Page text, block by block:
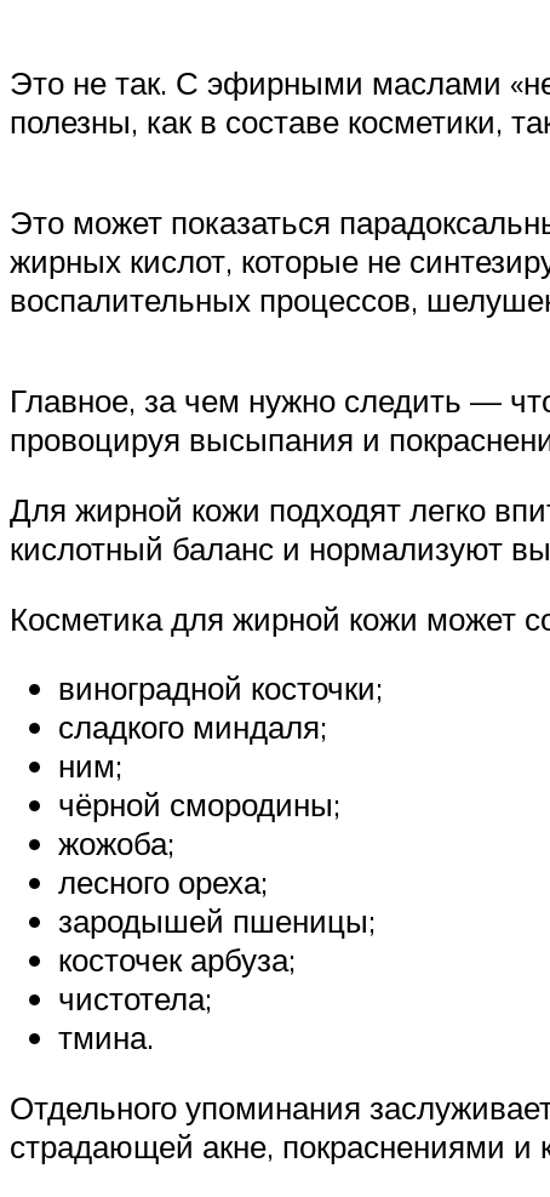
Это не так. С эфирными маслами
полезны, как в составе косметики,
Это может показаться
жирных кислот, которые не
воспалительных процессов,
Главное, за чем нужно следить —
провоцируя высыпания и
Для жирной кожи подходят легко
кислотный баланс и нормализуют
Косметика для жирной кожи может
виноградной косточки;
сладкого миндаля;
ним;
чёрной смородины;
жожоба;
лесного ореха;
зародышей пшеницы;
косточек арбуза;
чистотела;
тмина.
Отдельного упоминания
страдающей акне, покраснениями и